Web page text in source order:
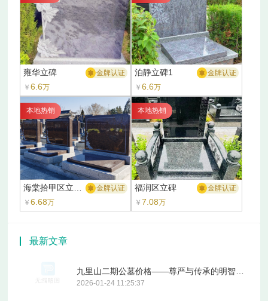
雍华立碑
金牌认证
￥6.6万
泊静立碑1
金牌认证
￥ 6.6万
本地热销
金牌认证
￥6.68万
本地热销
福润区立碑
金牌认证
￥ 7.08万
最新文章
2026-01-24 11:25:37